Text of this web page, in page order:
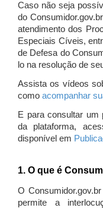
Caso não seja
do
atendimento dos
Especiais Cíveis,
de Defesa do
lo na resolução de
Assista os vídeos
como acompanhar
E para consultar
da plataforma,
disponível em
1. O que é
O
permite a